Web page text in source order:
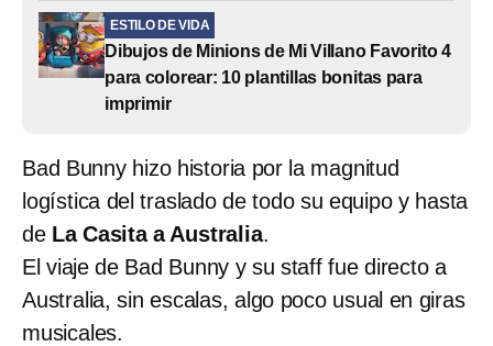
ESTILO DE VIDA
Dibujos de Minions de Mi Villano Favorito 4
para colorear: 10 plantillas bonitas para
imprimir
Bad Bunny hizo historia por la magnitud
logística del traslado de todo su equipo y hasta
de La Casita a Australia.
El viaje de Bad Bunny y su staff fue directo a
Australia, sin escalas, algo poco usual en giras
musicales.